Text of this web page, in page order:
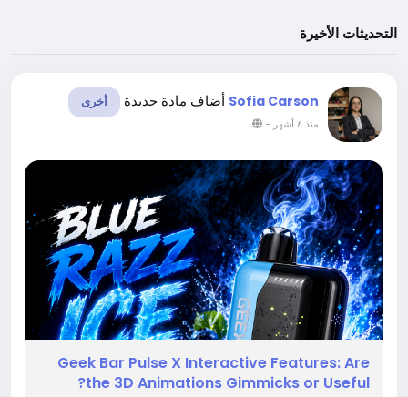
التحديثات الأخيرة
Sofia Carson أضاف مادة جديدة أخرى
منذ ٤ أشهر -
Geek Bar Pulse X Interactive Features: Are
the 3D Animations Gimmicks or Useful?